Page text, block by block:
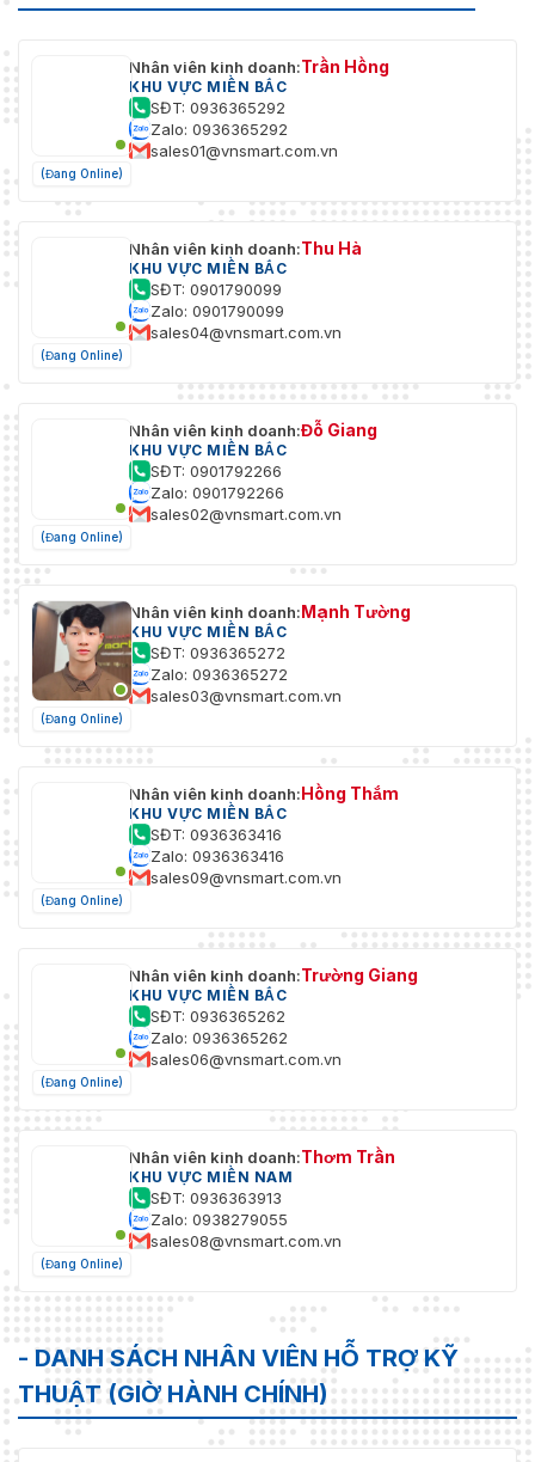
(Đang Online)
Nhân viên kinh doanh:Trần Hồng
KHU VỰC MIỀN BẮC
SĐT: 0936365292
Zalo: 0936365292
sales01@vnsmart.com.vn
(Đang Online)
Nhân viên kinh doanh:Thu Hà
KHU VỰC MIỀN BẮC
SĐT: 0901790099
Zalo: 0901790099
sales04@vnsmart.com.vn
(Đang Online)
Nhân viên kinh doanh:Đỗ Giang
KHU VỰC MIỀN BẮC
SĐT: 0901792266
Zalo: 0901792266
sales02@vnsmart.com.vn
(Đang Online)
Nhân viên kinh doanh:Mạnh Tường
KHU VỰC MIỀN BẮC
SĐT: 0936365272
Zalo: 0936365272
sales03@vnsmart.com.vn
(Đang Online)
Nhân viên kinh doanh:Hồng Thắm
KHU VỰC MIỀN BẮC
SĐT: 0936363416
Zalo: 0936363416
sales09@vnsmart.com.vn
(Đang Online)
Nhân viên kinh doanh:Trường Giang
KHU VỰC MIỀN BẮC
SĐT: 0936365262
Zalo: 0936365262
sales06@vnsmart.com.vn
(Đang Online)
Nhân viên kinh doanh:Thơm Trần
KHU VỰC MIỀN NAM
SĐT: 0936363913
Zalo: 0938279055
sales08@vnsmart.com.vn
- DANH SÁCH NHÂN VIÊN HỖ TRỢ KỸ
THUẬT (GIỜ HÀNH CHÍNH)